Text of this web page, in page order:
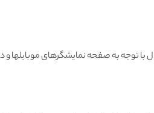
توجه به صفحه نمایشگرهای موبایلها و